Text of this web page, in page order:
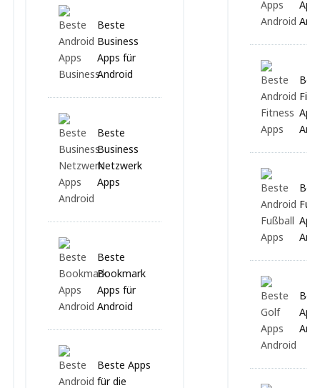
Beste
Business
Apps für
Android
Beste
Business
Netzwerk
Apps
Beste
Bookmark
Apps für
Android
Beste Apps
für die